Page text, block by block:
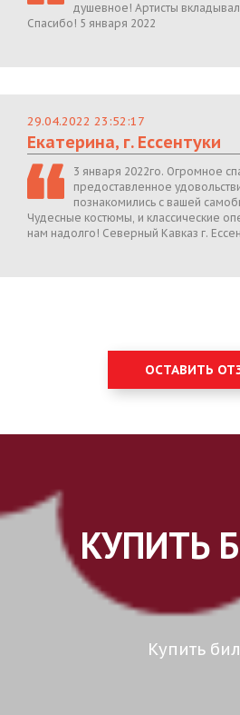
душевное! Артисты
Спасибо! 5 января 2022
29.04.2022 23:52:17
Екатерина, г. Ессентуки
3 января 2022го. Огромное
предоставленное
познакомились с вашей
Чудесные костюмы, и классические
нам надолго! Северный Кавказ г.
ОСТАВИТЬ
КУПИТЬ
Купить